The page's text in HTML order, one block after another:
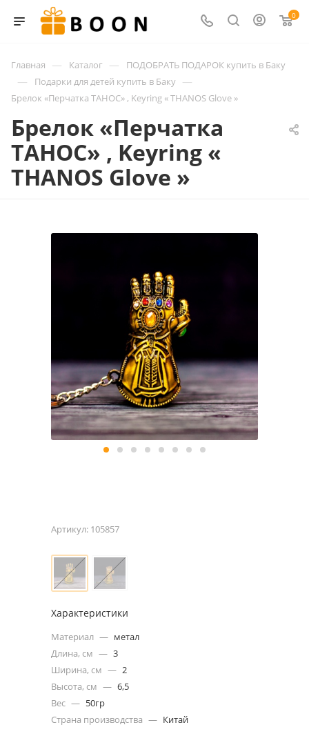
0
Главная — Каталог — ПОДОБРАТЬ ПОДАРОК купить в Баку
— Подарки для детей купить в Баку —
Брелок «Перчатка ТАНОС» , Keyring « THANOS Glove »
Брелок «Перчатка
ТАНОС» , Keyring «
THANOS Glove »
Артикул: 105857
Характеристики
Материал — метал
Длина, см — 3
Ширина, см — 2
Высота, см — 6,5
Вес — 50гр
Страна производства — Китай